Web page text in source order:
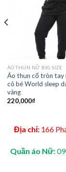
ÁO THUN NỮ BIG SIZE
Áo thun cổ tròn tay
cô bé World sleep
vàng
220,000₫
Địa chỉ: 166
Quần áo Nữ: